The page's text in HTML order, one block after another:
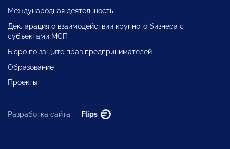
Международная деятельность
Декларация о взаимодействии крупного бизнеса с
субъектами МСП
Бюро по защите прав предпринимателей
Образование
Проекты
Разработка сайта — Flips